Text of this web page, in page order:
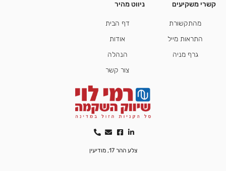
קשרי משקיעים
מהתקשורת
התראות מייל
גרף מניה
ניווט מהיר
דף הבית
אודות
הנהלה
צור קשר
צלע ההר 17, מודיעין